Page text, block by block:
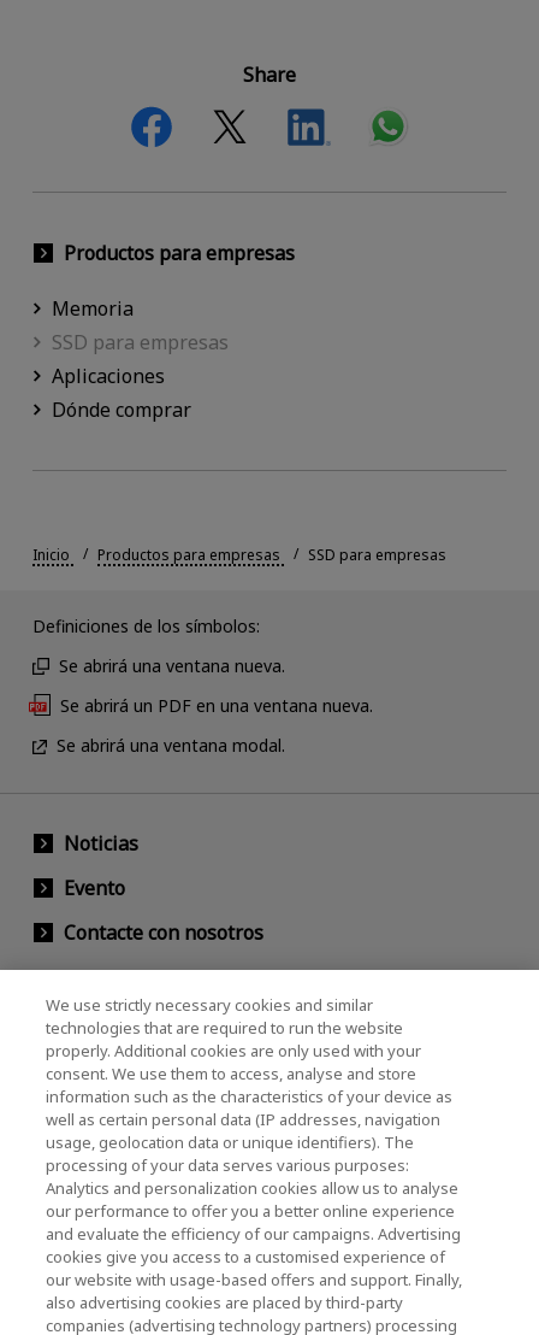
Share
Productos para empresas
Memoria
SSD para empresas
Aplicaciones
Dónde comprar
Inicio Productos para empresas SSD para empresas
Definiciones de los símbolos:
Se abrirá una ventana nueva.
Se abrirá un PDF en una ventana nueva.
Se abrirá una ventana modal.
Noticias
Evento
Contacte con nosotros
KIOXIA Holdings Corporation (Relaciones
Corporativas / Inversionistas)
KIOXIA Holdings Corporation Home
Relación con inversores
Política de privacidad
We use strictly necessary cookies and similar
technologies that are required to run the website
properly. Additional cookies are only used with your
consent. We use them to access, analyse and store
information such as the characteristics of your device as
well as certain personal data (IP addresses, navigation
usage, geolocation data or unique identifiers). The
processing of your data serves various purposes:
Analytics and personalization cookies allow us to analyse
our performance to offer you a better online experience
and evaluate the efficiency of our campaigns. Advertising
cookies give you access to a customised experience of
our website with usage-based offers and support. Finally,
also advertising cookies are placed by third-party
companies (advertising technology partners) processing